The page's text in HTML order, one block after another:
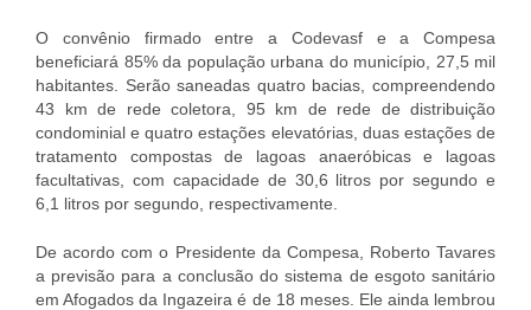
O convênio firmado entre a Codevasf e a Compesa
beneficiará 85% da população urbana do município, 27,5 mil
habitantes. Serão saneadas quatro bacias, compreendendo
43 km de rede coletora, 95 km de rede de distribuição
condominial e quatro estações elevatórias, duas estações de
tratamento compostas de lagoas anaeróbicas e lagoas
facultativas, com capacidade de 30,6 litros por segundo e
6,1 litros por segundo, respectivamente.
De acordo com o Presidente da Compesa, Roberto Tavares
a previsão para a conclusão do sistema de esgoto sanitário
em Afogados da Ingazeira é de 18 meses. Ele ainda lembrou